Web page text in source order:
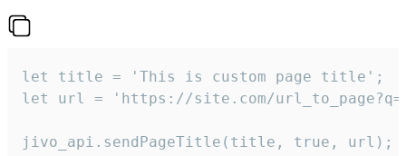
let title = 'This is custom page title';
let url = 'https://site.com/
jivo_api.sendPageTitle(title, true, url);